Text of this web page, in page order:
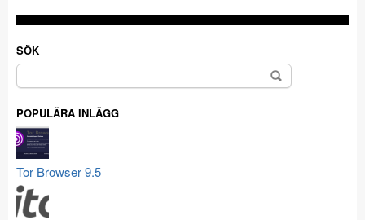
SÖK
Sök
efter:
POPULÄRA INLÄGG
Tor Browser 9.5